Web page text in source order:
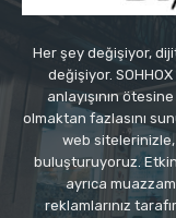
Her şey değişiyor,
değişiyor.
anlayışının
olmaktan fazlasını
web sitelerinizle,
buluşturuyoruz. Etkin
ayrıca
reklamlarınız